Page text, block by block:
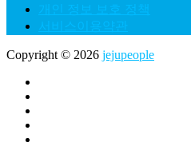
개인 정보 보호 정책
서비스이용약관
Copyright © 2026 jejupeople